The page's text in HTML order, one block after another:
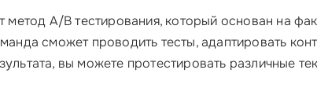
метод A/B тестирования, который основан на
сможет проводить тесты, адаптировать
вы можете протестировать различные